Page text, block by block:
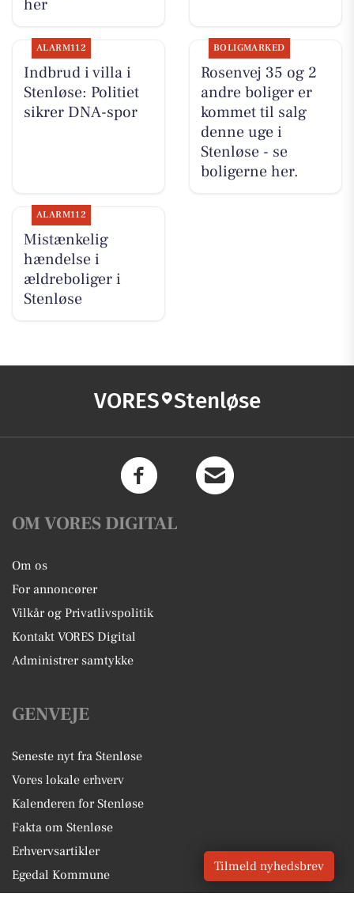
her
ALARM112
Indbrud i villa i
Stenløse: Politiet
sikrer DNA-spor
BOLIGMARKED
Rosenvej 35 og 2
andre boliger er
kommet til salg
denne uge i
Stenløse - se
boligerne her.
ALARM112
Mistænkelig
hændelse i
ældreboliger i
Stenløse
VORES Stenløse
OM VORES DIGITAL
Om os
For annoncører
Vilkår og Privatlivspolitik
Kontakt VORES Digital
Administrer samtykke
GENVEJE
Seneste nyt fra Stenløse
Vores lokale erhverv
Kalenderen for Stenløse
Fakta om Stenløse
Erhvervsartikler
Egedal Kommune
Tilmeld nyhedsbrev